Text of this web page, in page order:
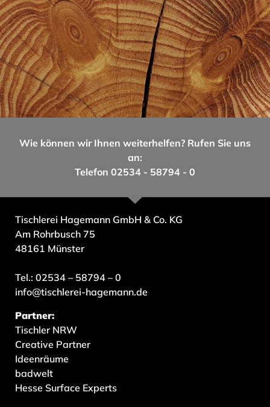
Wie können wir Ihnen weiterhelfen? Rufen Sie uns
an:
Telefon 02534 - 58794 - 0
Tischlerei Hagemann GmbH & Co. KG
Am Rohrbusch 75
48161 Münster
Tel.: 02534 – 58794 – 0
info@tischlerei-hagemann.de
Partner:
Tischler NRW
Creative Partner
Ideenräume
badwelt
Hesse Surface Experts